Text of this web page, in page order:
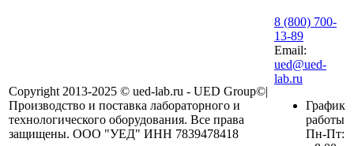
Copyright 2013-2025 © ued-lab.ru - UED Group©|
Производство и поставка лабораторного и
технологического оборудования. Все права
защищены. ООО "УЕД" ИНН 7839478418
8 (800) 700-
13-89
Email:
ued@ued-
lab.ru
График
работы
Пн-Пт: